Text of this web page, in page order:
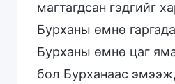
магтагдсан гэдгийг
Бурханы өмнө
Бурханы өмнө цаг
бол Бурханаас